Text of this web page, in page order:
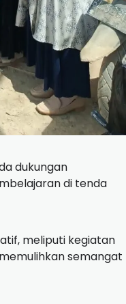
dukungan
di tenda
meliputi kegiatan
semangat